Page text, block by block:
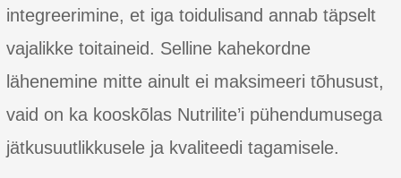
integreerimine, et iga toidulisand annab täpselt
vajalikke toitaineid. Selline kahekordne
lähenemine mitte ainult ei maksimeeri tõhusust,
vaid on ka kooskõlas Nutrilite’i pühendumusega
jätkusuutlikkusele ja kvaliteedi tagamisele.